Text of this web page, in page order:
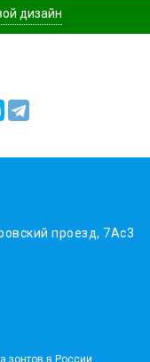
дизайн
проезд, 7Ас3
в России